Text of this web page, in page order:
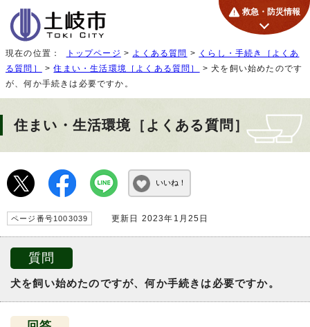
救急・防災情報
現在の位置： トップページ > よくある質問 > くらし・手続き［よくあ
る質問］
>住まい・生活環境［よくある質問］
> 犬を飼い始めたのです
が、何か手続きは必要ですか。
住まい・生活環境［よくある質問］
いいね！
ページ番号1003039 更新日 2023年1月25日
質問
犬を飼い始めたのですが、何か手続きは必要ですか。